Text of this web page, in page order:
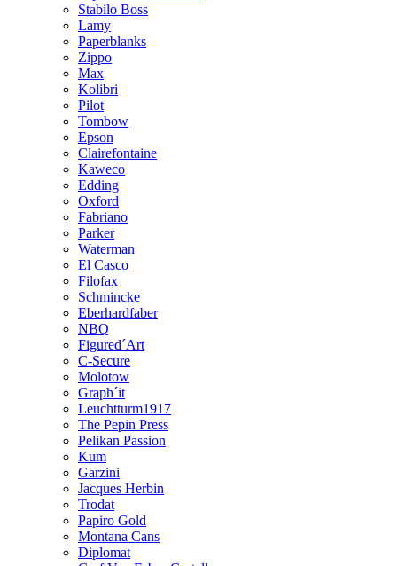
Stabilo Boss
Lamy
Paperblanks
Zippo
Max
Kolibri
Pilot
Tombow
Epson
Clairefontaine
Kaweco
Edding
Oxford
Fabriano
Parker
Waterman
El Casco
Filofax
Schmincke
Eberhardfaber
NBQ
Figured´Art
C-Secure
Molotow
Graph´it
Leuchtturm1917
The Pepin Press
Pelikan Passion
Kum
Garzini
Jacques Herbin
Trodat
Papiro Gold
Montana Cans
Diplomat